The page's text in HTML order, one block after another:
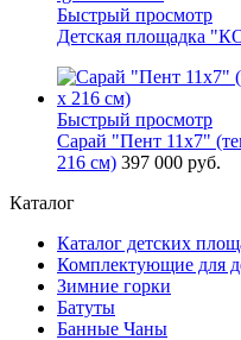
Быстрый просмотр
Детская площадка
Быстрый просмотр
Сарай "Пент 11х7"
216 см) 397 000 руб.
Каталог
Каталог детских
Комплектующие для
Зимние горки
Батуты
Банные Чаны